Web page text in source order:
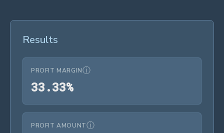
Results
PROFIT MARGINⓘ
33.33%33.33%
PROFIT AMOUNTⓘ